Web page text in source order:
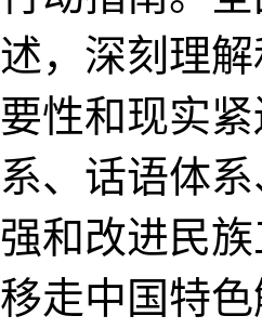
述，深刻理
要性和现实
系、话语体
强和改进民
移走中国特